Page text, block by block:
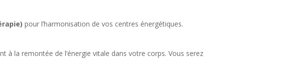
pour l’harmonisation de vos centres énergétiques.
à la remontée de l’énergie vitale dans votre corps. Vous serez